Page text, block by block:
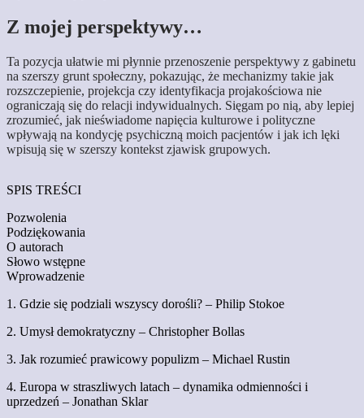
​Z mojej perspektywy…
​Ta pozycja ułatwie mi płynnie przenoszenie perspektywy z gabinetu
na szerszy grunt społeczny, pokazując, że mechanizmy takie jak
rozszczepienie, projekcja czy identyfikacja projakościowa nie
ograniczają się do relacji indywidualnych. Sięgam po nią, aby lepiej
zrozumieć, jak nieświadome napięcia kulturowe i polityczne
wpływają na kondycję psychiczną moich pacjentów i jak ich lęki
wpisują się w szerszy kontekst zjawisk grupowych.
SPIS TREŚCI
Pozwolenia
Podziękowania
O autorach
Słowo wstępne
Wprowadzenie
1. Gdzie się podziali wszyscy dorośli? – Philip Stokoe
2. Umysł demokratyczny – Christopher Bollas
3. Jak rozumieć prawicowy populizm – Michael Rustin
4. Europa w straszliwych latach – dynamika odmienności i
uprzedzeń – Jonathan Sklar